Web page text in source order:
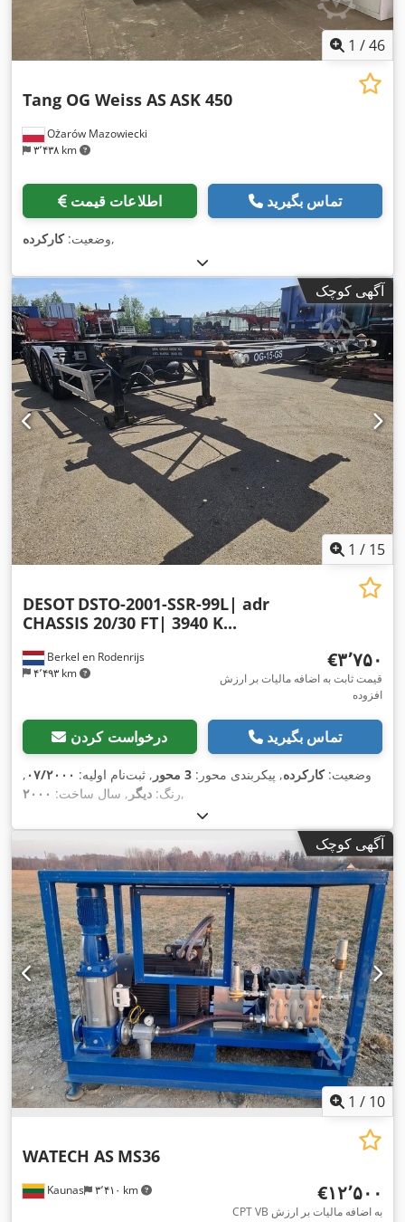
1 /46
Ożarów Mazowiecki
۳٬۴۳۸ km
Tang OG Weiss ASASK 450
اطلاعات قیمت تماس بگیرید
وضعیت:کارکرده ,
آگهی کوچک
1 / 15
Berkel en Rodenrijs
۴٬۴۹۳ km
DESOT DSTO-2001-SSR-99L| adr
CHASSIS 20/30 FT| 3940 K...
‎€۳٬۷۵۰
قیمت ثابت به اضافه مالیات بر ارزش
افزوده
درخواست کردن تماس بگیرید
وضعیت:کارکرده, پیکربندی محور: 3 محور , ثبت‌نام اولیه: ۰۷/۲۰۰۰ ,
رنگ: دیگر , سال ساخت: ۲۰۰۰ ,
آگهی کوچک
1 / 10
Kaunas ۳٬۴۱۰ km
WATECH AS MS36
‎€۱۲٬۵۰۰
CPT VB به اضافه مالیات بر ارزش